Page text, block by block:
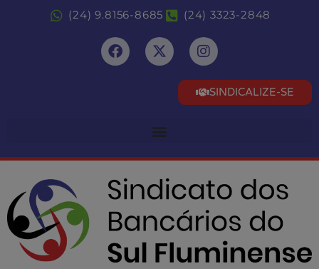
(24) 9.8156-8685 (24) 3323-2848
SINDICALIZE-SE